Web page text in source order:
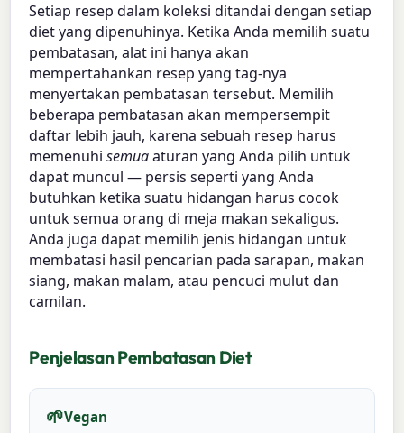
Setiap resep dalam koleksi ditandai dengan setiap
diet yang dipenuhinya. Ketika Anda memilih suatu
pembatasan, alat ini hanya akan
mempertahankan resep yang tag-nya
menyertakan pembatasan tersebut. Memilih
beberapa pembatasan akan mempersempit
daftar lebih jauh, karena sebuah resep harus
memenuhisemuaaturan yang Anda pilih untuk
dapat muncul — persis seperti yang Anda
butuhkan ketika suatu hidangan harus cocok
untuk semua orang di meja makan sekaligus.
Anda juga dapat memilih jenis hidangan untuk
membatasi hasil pencarian pada sarapan, makan
siang, makan malam, atau pencuci mulut dan
camilan.
Penjelasan Pembatasan Diet
🌱Vegan